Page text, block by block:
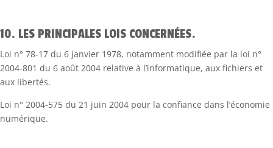
10. LES PRINCIPALES LOIS CONCERNÉES.
Loi n° 78-17 du 6 janvier 1978, notamment modifiée par la loi n°
2004-801 du 6 août 2004 relative à l’informatique, aux fichiers et
aux libertés.
Loi n° 2004-575 du 21 juin 2004 pour la confiance dans l’économie
numérique.